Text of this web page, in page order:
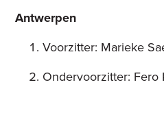
Antwerpen
Voorzitter: Marieke
Ondervoorzitter: Fero